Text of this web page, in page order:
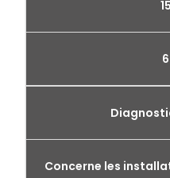
Diagnostic
Concerne les